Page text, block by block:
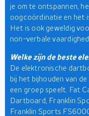
je om te ontspannen,
oogcoördinatie en het
Het is ook geweldig
non-verbale
Welke zijn de beste
De elektronische
bij het bijhouden van
een groep speelt. Fat
Dartboard, Franklin
Franklin Sports